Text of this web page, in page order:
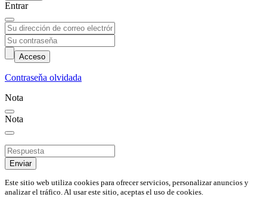
Entrar
Acceso
Contraseňa olvidada
Nota
Nota
Enviar
Este sitio web utiliza cookies para ofrecer servicios, personalizar anuncios y
analizar el tráfico. Al usar este sitio, aceptas el uso de cookies.